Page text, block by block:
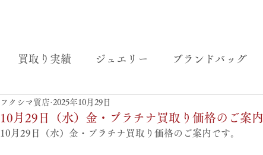
買取り実績 ジュエリー ブランドバッグ
10月29日（水）金・プラチナ買取り価格のご案内
フクシマ質店 2025年10月29日
10月29日（水）金・プラチナ買取り価格のご案内です。